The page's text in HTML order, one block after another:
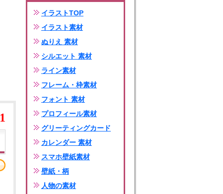
1
イラストTOP
イラスト素材
ぬりえ 素材
シルエット 素材
ライン素材
フレーム・枠素材
フォント 素材
プロフィール素材
グリーティングカード
カレンダー 素材
スマホ壁紙素材
壁紙・柄
人物の素材